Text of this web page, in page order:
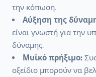
την κόπωση.
Αύξηση της
είναι γνωστή για την
δύναμης.
Μυϊκό πρήξιμο:
οξείδιο μπορούν να